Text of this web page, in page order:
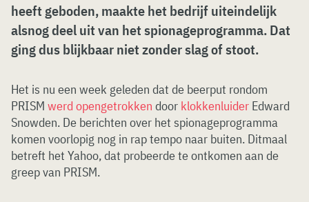
heeft geboden, maakte het bedrijf uiteindelijk
alsnog deel uit van het spionageprogramma. Dat
ging dus blijkbaar niet zonder slag of stoot.
Het is nu een week geleden dat de beerput rondom
PRISM werd opengetrokken door klokkenluider Edward
Snowden. De berichten over het spionageprogramma
komen voorlopig nog in rap tempo naar buiten. Ditmaal
betreft het Yahoo, dat probeerde te ontkomen aan de
greep van PRISM.